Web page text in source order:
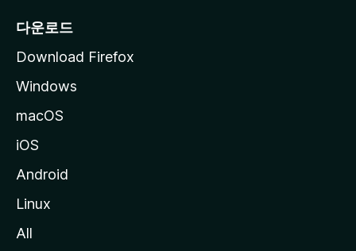
다운로드
Download Firefox
Windows
macOS
iOS
Android
Linux
All